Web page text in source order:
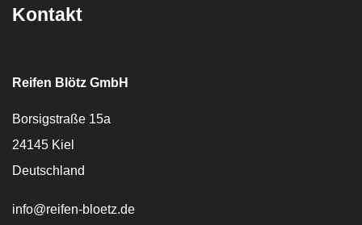
Kontakt
Reifen Blötz GmbH
Borsigstraße 15a
24145 Kiel
Deutschland
E-Mail:
info@reifen-bloetz.de